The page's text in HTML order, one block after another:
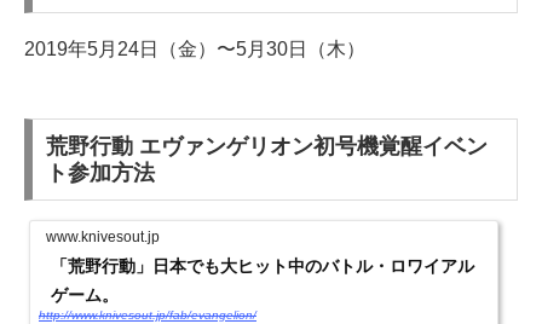
2019年5月24日（金）〜5月30日（木）
荒野行動 エヴァンゲリオン初号機覚醒イベン
ト参加方法
www.knivesout.jp
「荒野行動」日本でも大ヒット中のバトル・ロワイアル
ゲーム。
http://www.knivesout.jp/fab/evangelion/